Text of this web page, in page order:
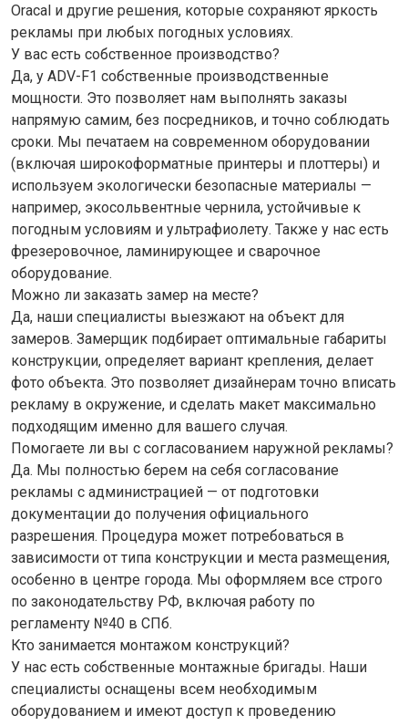
Oracal и другие решения, которые сохраняют яркость
рекламы при любых погодных условиях.
У вас есть собственное производство?
Да, у ADV-F1 собственные производственные
мощности. Это позволяет нам выполнять заказы
напрямую самим, без посредников, и точно соблюдать
сроки. Мы печатаем на современном оборудовании
(включая широкоформатные принтеры и плоттеры) и
используем экологически безопасные материалы —
например, экосольвентные чернила, устойчивые к
погодным условиям и ультрафиолету. Также у нас есть
фрезеровочное, ламинирующее и сварочное
оборудование.
Можно ли заказать замер на месте?
Да, наши специалисты выезжают на объект для
замеров. Замерщик подбирает оптимальные габариты
конструкции, определяет вариант крепления, делает
фото объекта. Это позволяет дизайнерам точно вписать
рекламу в окружение, и сделать макет максимально
подходящим именно для вашего случая.
Помогаете ли вы с согласованием наружной рекламы?
Да. Мы полностью берем на себя согласование
рекламы с администрацией — от подготовки
документации до получения официального
разрешения. Процедура может потребоваться в
зависимости от типа конструкции и места размещения,
особенно в центре города. Мы оформляем все строго
по законодательству РФ, включая работу по
регламенту №40 в СПб.
Кто занимается монтажом конструкций?
У нас есть собственные монтажные бригады. Наши
специалисты оснащены всем необходимым
оборудованием и имеют доступ к проведению